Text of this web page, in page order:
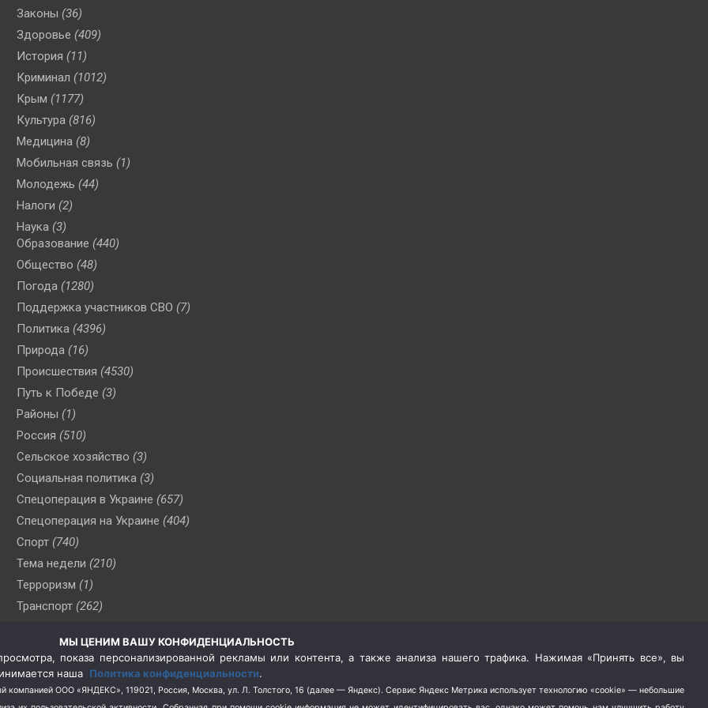
Законы (36)
Здоровье (409)
История (11)
Криминал (1012)
Крым (1177)
Культура (816)
Медицина (8)
Мобильная связь (1)
Молодежь (44)
Налоги (2)
Наука (3)
Образование (440)
Общество (48)
Погода (1280)
Поддержка участников СВО (7)
Политика (4396)
Природа (16)
Происшествия (4530)
Путь к Победе (3)
Районы (1)
Россия (510)
Сельское хозяйство (3)
Социальная политика (3)
Спецоперация в Украине (657)
Спецоперация на Украине (404)
Спорт (740)
Тема недели (210)
Терроризм (1)
Транспорт (262)
(76)
Цены (2)
Школа и спорт (2)
МЫ ЦЕНИМ ВАШУ КОНФИДЕНЦИАЛЬНОСТЬ
показа персонализированной рекламы или контента, а также анализа нашего трафика. Нажимая «Принять все», вы
наша Политика конфиденциальности.
компанией ООО «ЯНДЕКС», 119021, Россия, Москва, ул. Л. Толстого, 16 (далее — Яндекс). Сервис Яндекс Метрика использует технологию «cookie» — небольшие